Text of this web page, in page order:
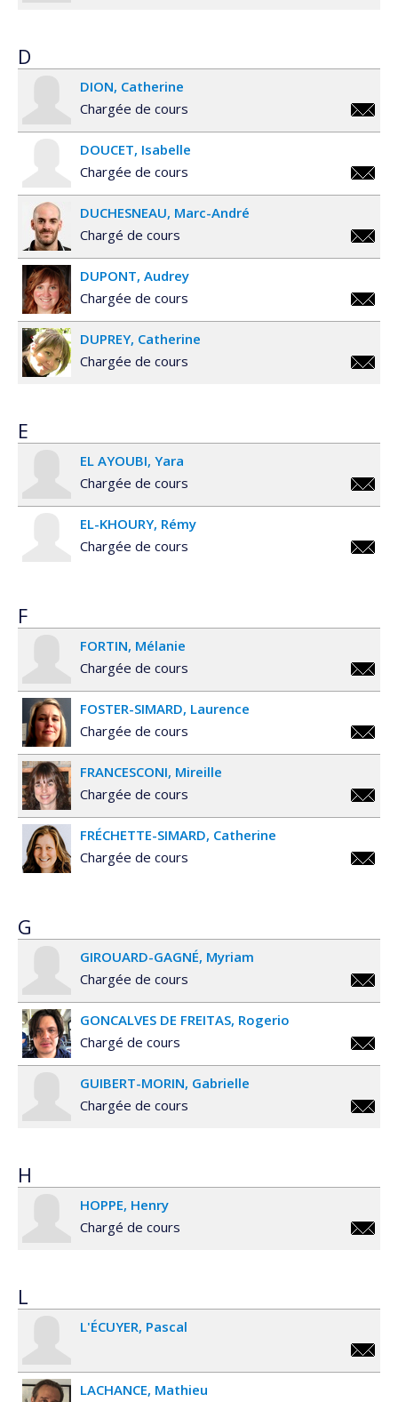
D
DION Catherine
Chargée de cours
DOUCET Isabelle
Chargée de cours
DUCHESNEAU Marc-André
Chargé de cours
DUPONT Audrey
Chargée de cours
DUPREY Catherine
Chargée de cours
E
EL AYOUBI Yara
Chargée de cours
EL-KHOURY Rémy
Chargée de cours
F
FORTIN Mélanie
Chargée de cours
FOSTER-SIMARD Laurence
Chargée de cours
FRANCESCONI Mireille
Chargée de cours
FRÉCHETTE-SIMARD Catherine
Chargée de cours
G
GIROUARD-GAGNÉ Myriam
Chargée de cours
GONCALVES DE FREITAS Rogerio
Chargé de cours
GUIBERT-MORIN Gabrielle
Chargée de cours
H
HOPPE Henry
Chargé de cours
L
L'ÉCUYER Pascal
LACHANCE Mathieu